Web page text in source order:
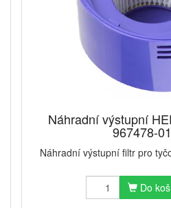
Náhradní výstupní
967478-
Náhradní výstupní filtr pro
Do